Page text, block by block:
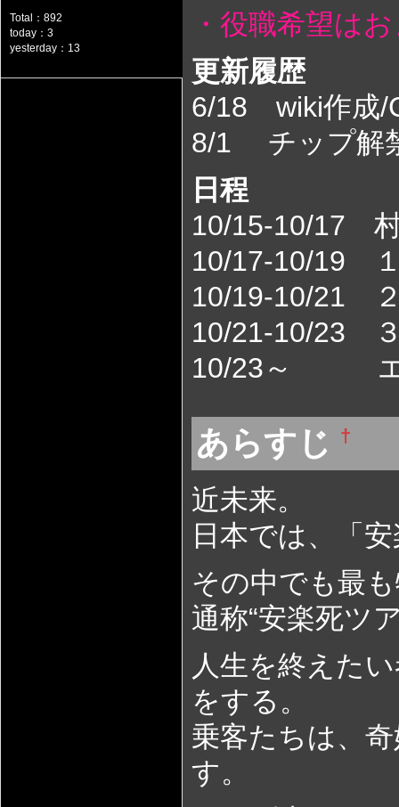
Total：892
today：3
yesterday：13
・役職希望は
更新履歴
6/18 wiki作成/
8/1 チップ解
日程
10/15-10/17
10/17-10/19
10/19-10/21
10/21-10/23
10/23～ エ
あらすじ †
近未来。
日本では、「
その中でも最
通称“安楽死ツ
人生を終えた
をする。
乗客たちは、
す。